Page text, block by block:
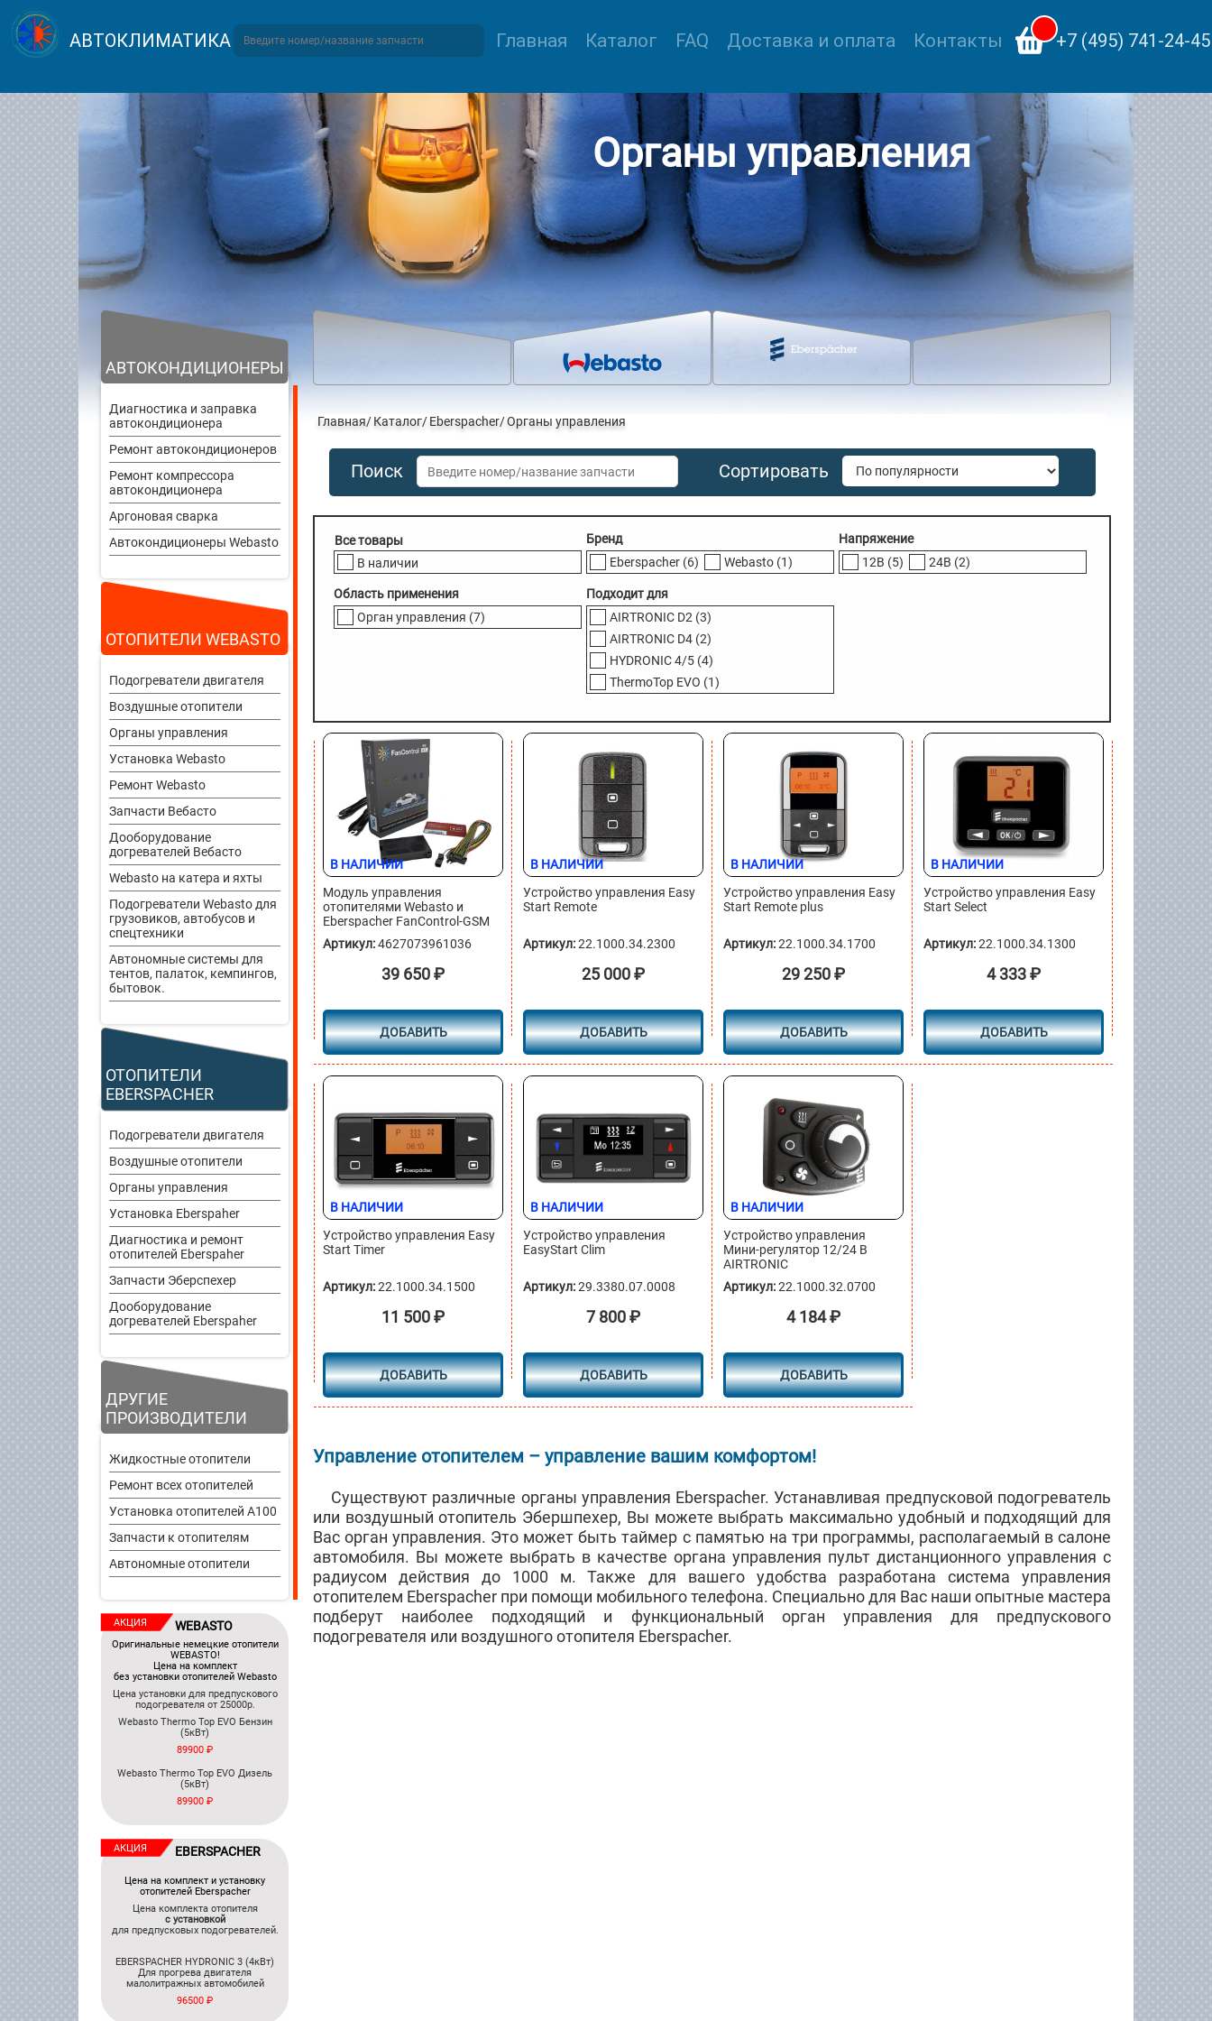
АВТОКЛИМАТИКА Главная Каталог FAQ Доставка и оплата Контакты +7 (495) 741-24-45
Органы управления
АВТОКОНДИЦИОНЕРЫ
Диагностика и заправка
автокондиционера
Ремонт автокондиционеров
Ремонт компрессора
автокондиционера
Аргоновая сварка
Автокондиционеры Webasto
ОТОПИТЕЛИ WEBASTO
Подогреватели двигателя
Воздушные отопители
Органы управления
Установка Webasto
Ремонт Webasto
Запчасти Вебасто
Дооборудование
догревателей Вебасто
Webasto на катера и яхты
Подогреватели Webasto для
грузовиков, автобусов и
спецтехники
Автономные системы для
тентов, палаток, кемпингов,
бытовок.
ОТОПИТЕЛИ
EBERSPACHER
Подогреватели двигателя
Воздушные отопители
Органы управления
Установка Eberspaher
Диагностика и ремонт
отопителей Eberspaher
Запчасти Эберспехер
Дооборудование
догревателей Eberspaher
ДРУГИЕ
ПРОИЗВОДИТЕЛИ
Жидкостные отопители
Ремонт всех отопителей
Установка отопителей A100
Запчасти к отопителям
Автономные отопители
АКЦИЯ WEBASTO
Оригинальные немецкие отопители
WEBASTO!
Цена на комплект
без установки отопителей Webasto
Цена установки для предпускового
подогревателя от 25000р.
Webasto Thermo Top EVO Бензин
(5кВт)
89900 ₽
Webasto Thermo Top EVO Дизель
(5кВт)
89900 ₽
АКЦИЯ EBERSPACHER
Цена на комплект и установку
отопителей Eberspacher
Цена комплекта отопителя
c установкой
для предпусковых подогревателей.
EBERSPACHER HYDRONIC 3 (4кВт)
Для прогрева двигателя
малолитражных автомобилей
96500 ₽
Главная Каталог Eberspacher Органы управления
Поиск Сортировать
В наличии
Бренд
Eberspacher (6) Webasto (1)
Напряжение
12В (5) 24В (2)
Область применения
Орган управления (7)
Подходит для
AIRTRONIC D2 (3)
AIRTRONIC D4 (2)
HYDRONIC 4/5 (4)
ThermoTop EVO (1)
В НАЛИЧИИ
Модуль управления
отопителями Webasto и
Eberspacher FanControl-GSM
Артикул:4627073961036
39 650₽
ДОБАВИТЬ
В НАЛИЧИИ
Устройство управления Easy
Start Remote
Артикул:22.1000.34.2300
25 000₽
ДОБАВИТЬ
В НАЛИЧИИ
Устройство управления Easy
Start Remote plus
Артикул:22.1000.34.1700
29 250₽
ДОБАВИТЬ
В НАЛИЧИИ
Устройство управления Easy
Start Select
Артикул:22.1000.34.1300
4 333₽
ДОБАВИТЬ
В НАЛИЧИИ
Устройство управления Easy
Start Timer
Артикул:22.1000.34.1500
11 500₽
ДОБАВИТЬ
В НАЛИЧИИ
Устройство управления
EasyStart Clim
Артикул:29.3380.07.0008
7 800₽
ДОБАВИТЬ
В НАЛИЧИИ
Устройство управления
Мини-регулятор 12/24 В
AIRTRONIC
Артикул:22.1000.32.0700
4 184₽
ДОБАВИТЬ
Управление отопителем – управление вашим комфортом!
Существуют различные органы управления Eberspacher. Устанавливая предпусковой подогреватель
или воздушный отопитель Эбершпехер, Вы можете выбрать максимально удобный и подходящий для
Вас орган управления. Это может быть таймер с памятью на три программы, располагаемый в салоне
автомобиля. Вы можете выбрать в качестве органа управления пульт дистанционного управления с
радиусом действия до 1000 м. Также для вашего удобства разработана система управления
отопителем Eberspacher при помощи мобильного телефона. Специально для Вас наши опытные мастера
подберут наиболее подходящий и функциональный орган управления для предпускового
подогревателя или воздушного отопителя Eberspacher.